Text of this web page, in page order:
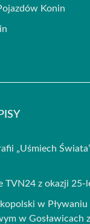
Konin
„Uśmiech
TVN24 z okazji 25-
w Pływaniu
w Gosławicach